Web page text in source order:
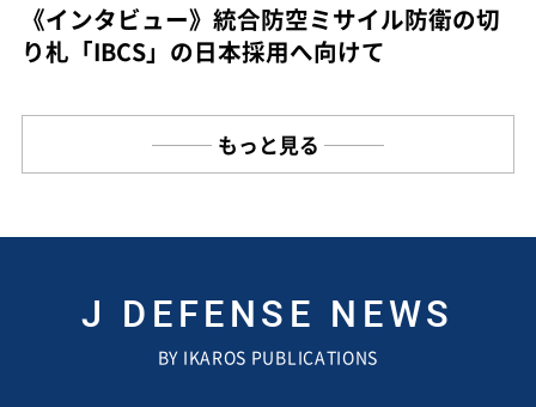
《インタビュー》統合防空ミサイル防衛の切
り札「IBCS」の日本採用へ向けて
もっと見る
J DEFENSE NEWS
BY IKAROS PUBLICATIONS